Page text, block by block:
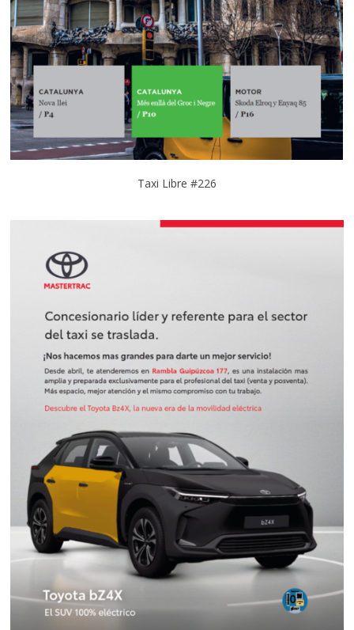
Taxi Libre #226